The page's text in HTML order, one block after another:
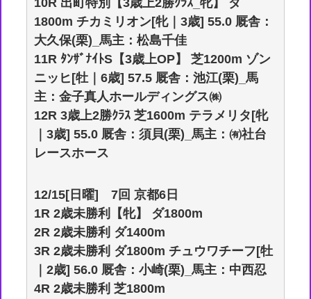
10R 出町特別【3歳上2勝ｸﾗｽ_牝】 ダ
1800m チカミリオン[牝｜3歳] 55.0 厩舎：
大久保(栗)_馬主：松島千佳
11R ﾀﾝｻﾞﾅｲﾄS【3歳上OP】 芝1200m ゾン
ニッヒ[牡｜6歳] 57.5 厩舎：池江(栗)_馬
主：金子真人ホールディングス㈱
12R 3歳上2勝ｸﾗｽ 芝1600m テラメリタ[牝
｜3歳] 55.0 厩舎：須貝(栗)_馬主：㈲社台
レースホース
12/15[日曜] 7回 京都6日
1R 2歳未勝利【牝】 ダ1800m
2R 2歳未勝利 ダ1400m
3R 2歳未勝利 ダ1800m チュウワチーフ[牡
｜2歳] 56.0 厩舎：小崎(栗)_馬主：中西忍
4R 2歳未勝利 芝1800m